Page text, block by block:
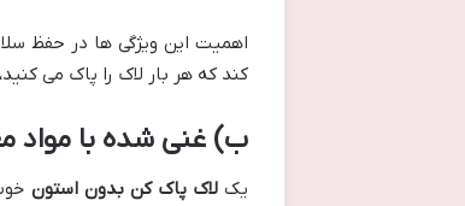
اهمیت این ویژگی ها در حفظ
کند که هر بار لاک را پاک می
ب) غنی شده با مواد
یکلاک پاک کن بدون استون